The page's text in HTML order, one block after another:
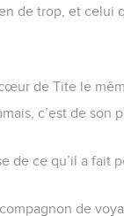
de trop, et celui
de Tite le
c’est de son
ce qu’il a fait
de